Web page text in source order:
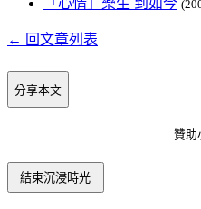
← 回文章列表
分享本文
贊助
結束沉浸時光